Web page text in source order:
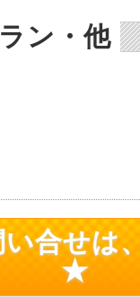
ン・他
合せは
★